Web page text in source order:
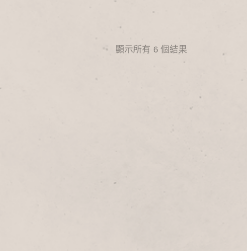
顯示所有 6 個結果